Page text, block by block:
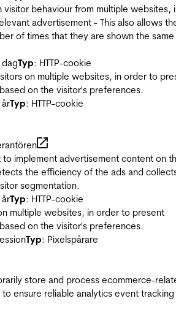
visitor behaviour from multiple websites,
advertisement - This also allows
of times that they are shown the same
Typ: HTTP-cookie
on multiple websites, in order to
on the visitor's preferences.
Typ: HTTP-cookie
to implement advertisement content on
the efficiency of the ads and
segmentation.
Typ: HTTP-cookie
multiple websites, in order to present
on the visitor's preferences.
Typ: Pixelspårare
store and process ecommerce-
ensure reliable analytics event tracking